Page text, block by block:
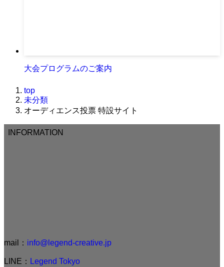
大会プログラムのご案内
top
未分類
オーディエンス投票 特設サイト
INFORMATION
mail： info@legend-creative.jp
LINE： Legend Tokyo